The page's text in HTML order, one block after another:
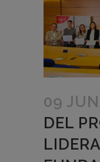
09 JUN
DEL